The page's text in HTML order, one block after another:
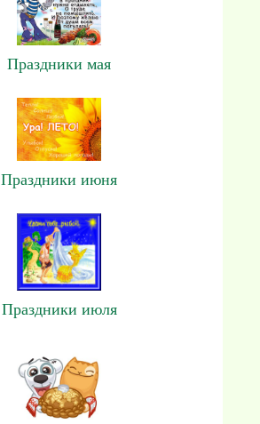
Праздники мая
Праздники июня
Праздники июля